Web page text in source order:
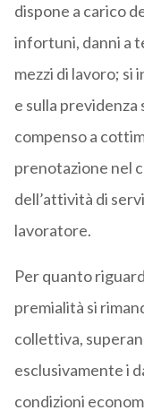
dispone a carico
infortuni, danni a
mezzi di lavoro;
e sulla
compenso a
prenotazione nel
dell’attività di
lavoratore.
Per quanto
premialità si
collettiva,
esclusivamente i
condizioni